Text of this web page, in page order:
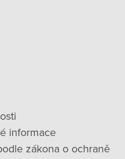
informace
zákona o ochraně